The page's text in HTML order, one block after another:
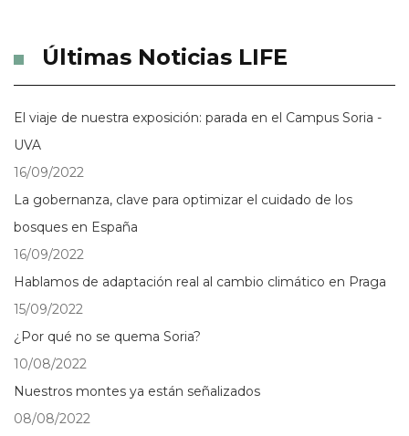
Últimas Noticias LIFE
El viaje de nuestra exposición: parada en el Campus Soria -
UVA
16/09/2022
La gobernanza, clave para optimizar el cuidado de los
bosques en España
16/09/2022
Hablamos de adaptación real al cambio climático en Praga
15/09/2022
¿Por qué no se quema Soria?
10/08/2022
Nuestros montes ya están señalizados
08/08/2022